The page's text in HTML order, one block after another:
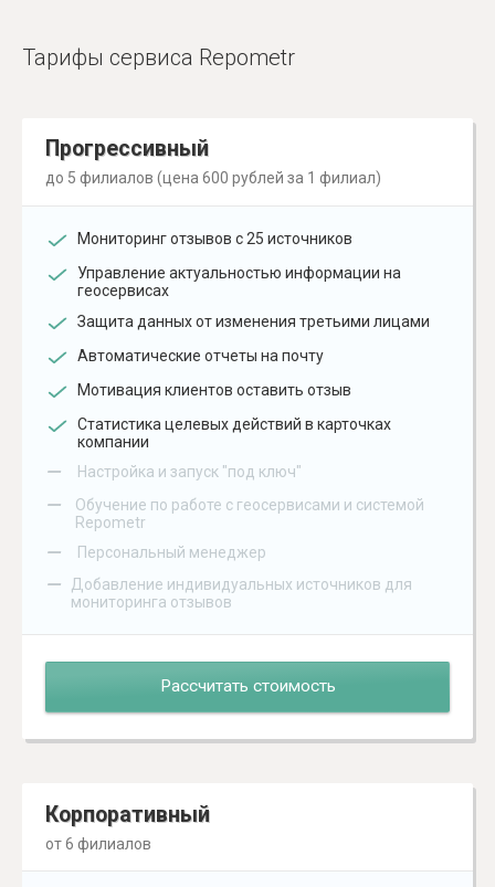
Тарифы сервиса Repometr
Прогрессивный
до 5 филиалов (цена 600 рублей за 1 филиал)
Мониторинг отзывов с 25 источников
Управление актуальностью информации на
геосервисах
Защита данных от изменения третьими лицами
Автоматические отчеты на почту
Мотивация клиентов оставить отзыв
Статистика целевых действий в карточках
компании
– Настройка и запуск "под ключ"
–
Обучение по работе с геосервисами и системой
Repometr
– Персональный менеджер
–
Добавление индивидуальных источников для
мониторинга отзывов
Рассчитать стоимость
Корпоративный
от 6 филиалов